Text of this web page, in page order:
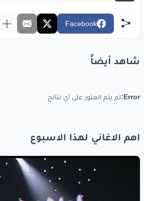
شفكيف
قمروخدامك
والارض
ويمطرويمطر
والأملنظرة
ولبسمتككل
كل الدروب
Facebook
شاهد أيضاً
Error: لم يتم العثور على أي نتائج
اهم الاغاني لهذا الاسبوع